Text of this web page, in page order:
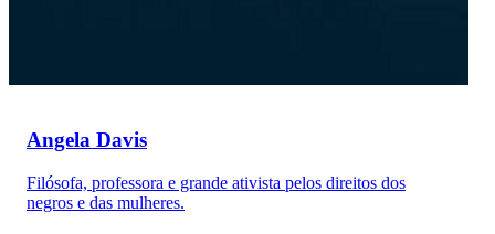
Angela Davis
Filósofa, professora e grande ativista pelos direitos dos
negros e das mulheres.